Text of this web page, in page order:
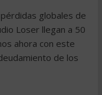
globales de
Loser llegan a 50
ahora con este
de los